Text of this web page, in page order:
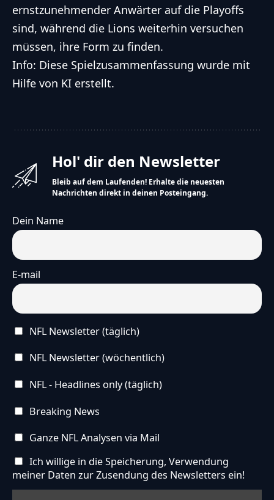
ernstzunehmender Anwärter auf die Playoffs
sind, während die Lions weiterhin versuchen
müssen, ihre Form zu finden.
Info: Diese Spielzusammenfassung wurde mit
Hilfe von KI erstellt.
Hol' dir den Newsletter
Bleib auf dem Laufenden! Erhalte die neuesten
Nachrichten direkt in deinen Posteingang.
Dein Name
E-mail
NFL Newsletter (täglich)
NFL Newsletter (wöchentlich)
NFL - Headlines only (täglich)
Breaking News
Ganze NFL Analysen via Mail
Ich willige in die Speicherung, Verwendung
meiner Daten zur Zusendung des Newsletters ein!